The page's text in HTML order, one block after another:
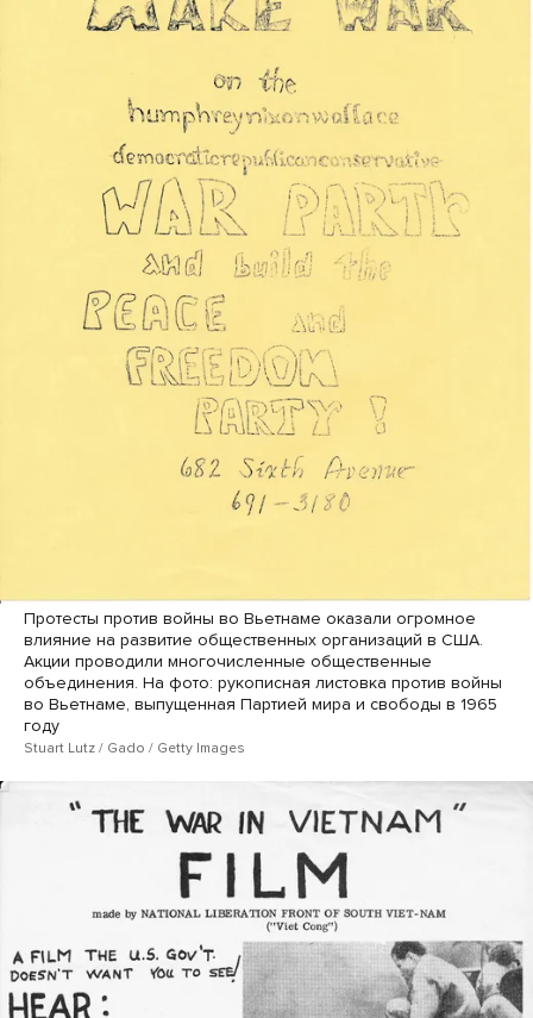
Протесты против войны во Вьетнаме оказали огромное
влияние на развитие общественных организаций в США.
Акции проводили многочисленные общественные
объединения. На фото: рукописная листовка против войны
во Вьетнаме, выпущенная Партией мира и свободы в 1965
году
Stuart Lutz / Gado / Getty Images